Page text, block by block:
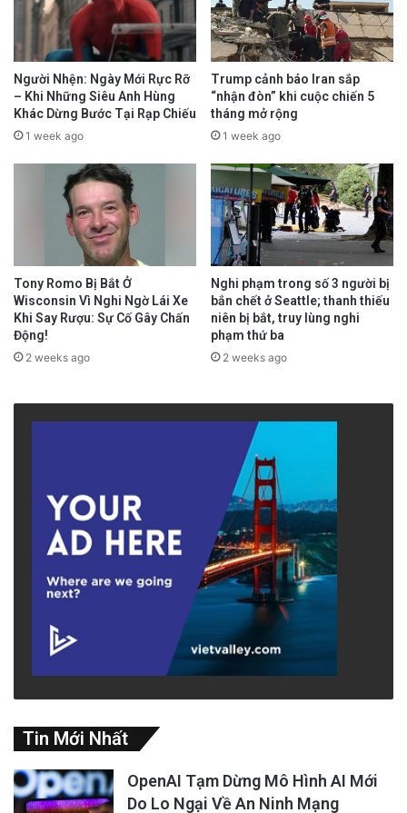
Người Nhện: Ngày Mới Rực Rỡ
– Khi Những Siêu Anh Hùng
Khác Dừng Bước Tại Rạp Chiếu
1 week ago
Trump cảnh báo Iran sắp
“nhận đòn” khi cuộc chiến 5
tháng mở rộng
1 week ago
Tony Romo Bị Bắt Ở
Wisconsin Vì Nghi Ngờ Lái Xe
Khi Say Rượu: Sự Cố Gây Chấn
Động!
2 weeks ago
Nghi phạm trong số 3 người bị
bắn chết ở Seattle; thanh thiếu
niên bị bắt, truy lùng nghi
phạm thứ ba
2 weeks ago
Tin Mới Nhất
OpenAI Tạm Dừng Mô Hình AI Mới
Do Lo Ngại Về An Ninh Mạng